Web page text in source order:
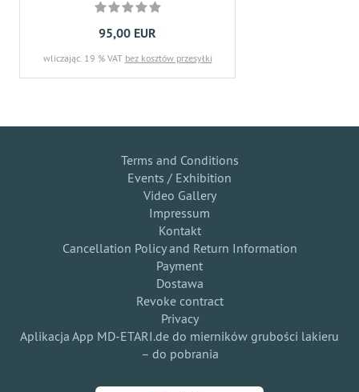
95,00 EUR
wliczając. 19 % VAT bez kosztów przesyłki
Terms and Conditions
Events / Exhibition
Video Gallery
Impressum
Kontakt
Cancellation Policy and Return Information
Payment
Dostawa
Revoke contract
Privacy
Aplikacja App MD-ETARI.de do mierników grubości lakieru
– do pobrania